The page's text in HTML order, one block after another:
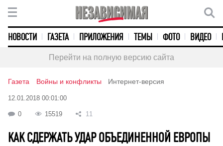
НОВОСТИ ГАЗЕТА ПРИЛОЖЕНИЯ ТЕМЫ ФОТО ВИДЕО
Перейти на полную версию сайта
Газета Войны и конфликты Интернет-версия
12.01.2018 00:01:00
0 15519 11
КАК СДЕРЖАТЬ УДАР ОБЪЕДИНЕННОЙ ЕВРОПЫ